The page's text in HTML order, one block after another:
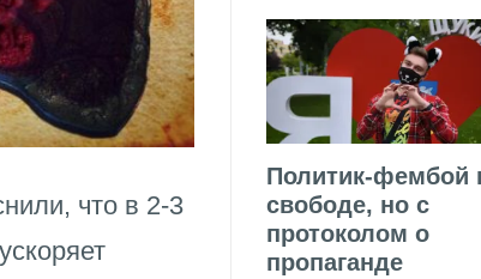
что в 2-3
Политик-фембой
свободе, но с
протоколом о
пропаганде